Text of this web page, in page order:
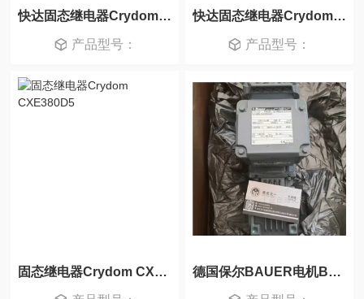
快达固态继电器Crydom CSW2450
产品型号：
快达固态继电器Crydom GN84137121
产品型号：
固态继电器Crydom CXE380D5 德国保尔BAUER电机BS04-74VH/DV04LA4